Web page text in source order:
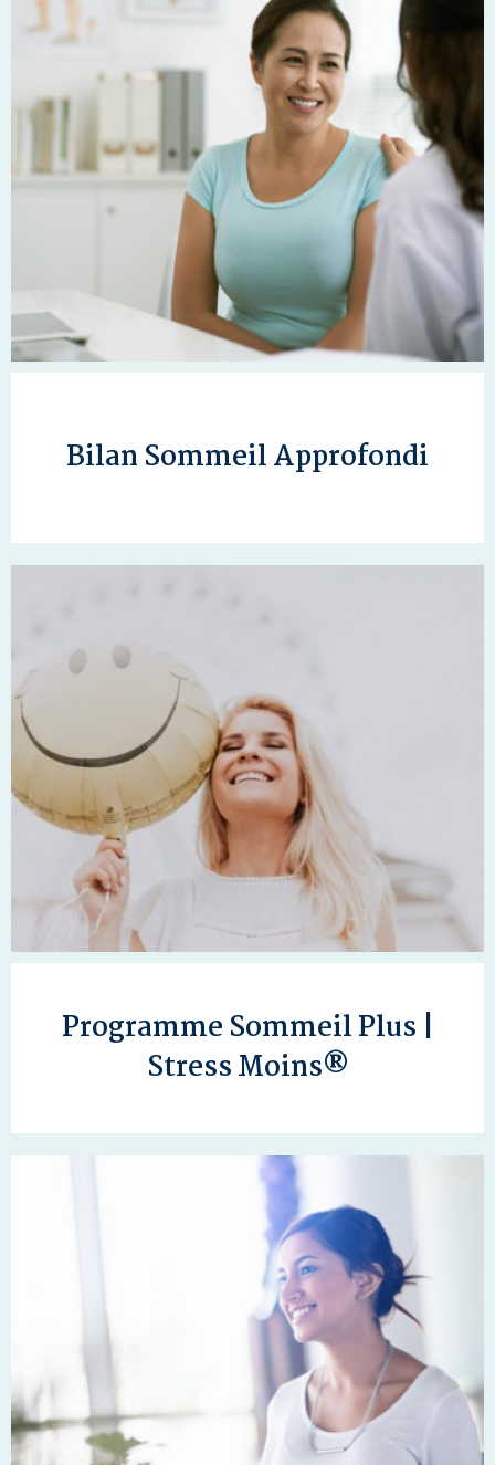
Bilan Sommeil Approfondi
Programme Sommeil Plus |
Stress Moins®
sur l'image......